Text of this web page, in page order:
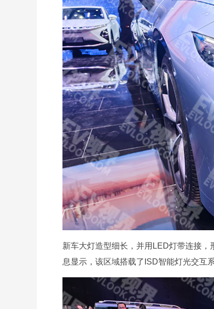
新车大灯造型细长，并用LED灯带连接
息显示，该区域搭载了ISD智能灯光交互